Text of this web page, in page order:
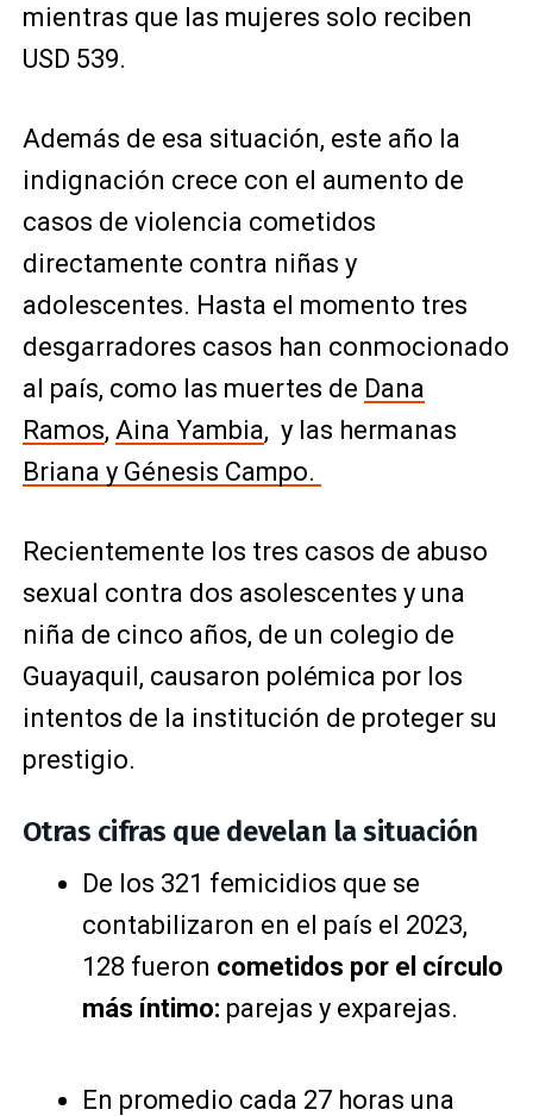
mientras que las mujeres solo reciben
USD 539.
Además de esa situación, este año la
indignación crece con el aumento de
casos de violencia cometidos
directamente contra niñas y
adolescentes. Hasta el momento tres
desgarradores casos han conmocionado
al país, como las muertes de Dana
Ramos, Aina Yambia, y las hermanas
Briana y Génesis Campo.
Recientemente los tres casos de abuso
sexual contra dos asolescentes y una
niña de cinco años, de un colegio de
Guayaquil, causaron polémica por los
intentos de la institución de proteger su
prestigio.
Otras cifras que develan la situación
De los 321 femicidios que se
contabilizaron en el país el 2023,
128 fueron cometidos por el círculo
más íntimo: parejas y exparejas.
En promedio cada 27 horas una